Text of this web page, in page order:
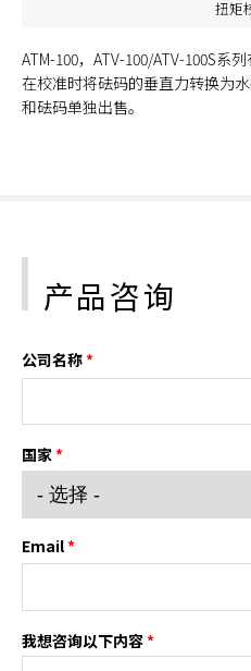
扭矩
ATM-100，ATV-100/ATV-100S系
在校准时将砝码的垂直力转换为
和砝码单独出售。
产品咨询
公司名称*
国家*
Email*
我想咨询以下内容*